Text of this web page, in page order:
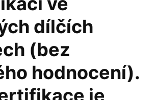
dílčích
(bez
hodnocení).
je